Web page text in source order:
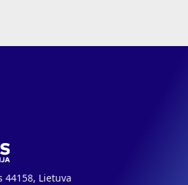
44158, Lietuva